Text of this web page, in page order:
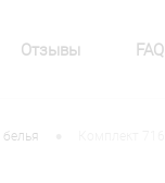
Отзывы FAQ